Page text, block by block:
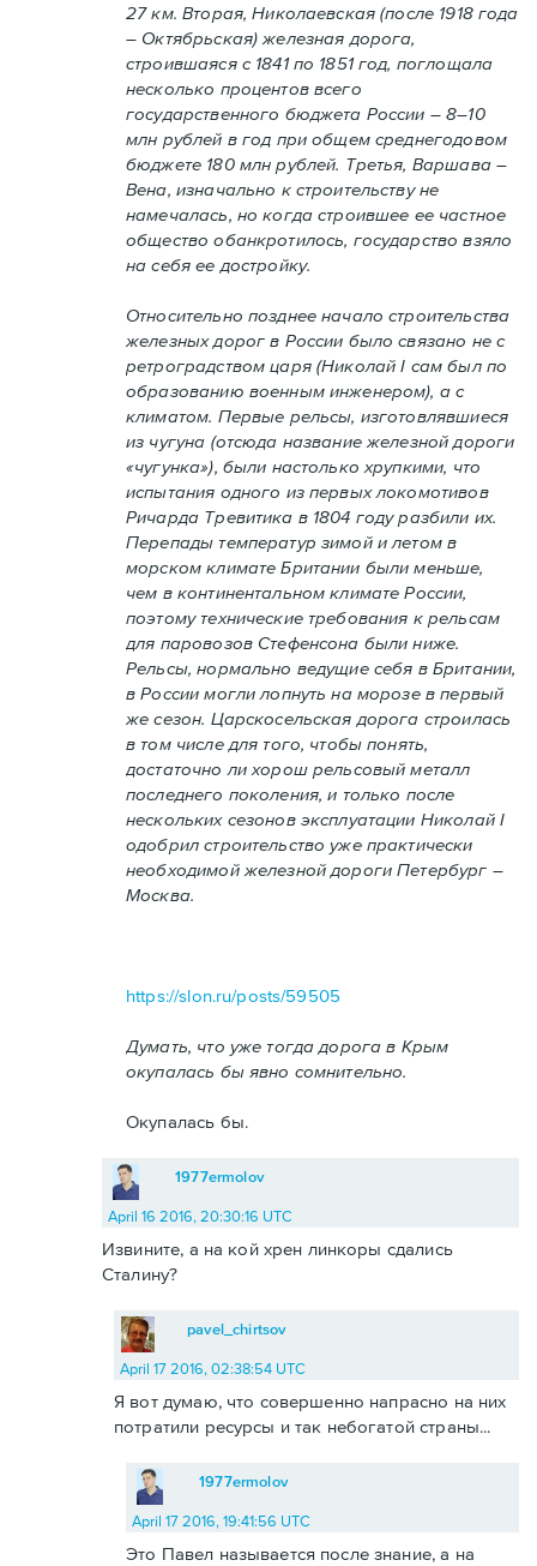
27 км. Вторая, Николаевская (после 1918 года
– Октябрьская) железная дорога,
строившаяся с 1841 по 1851 год, поглощала
несколько процентов всего
государственного бюджета России – 8–10
млн рублей в год при общем среднегодовом
бюджете 180 млн рублей. Третья, Варшава –
Вена, изначально к строительству не
намечалась, но когда строившее ее частное
общество обанкротилось, государство взяло
на себя ее достройку.
Относительно позднее начало строительства
железных дорог в России было связано не с
ретроградством царя (Николай I сам был по
образованию военным инженером), а с
климатом. Первые рельсы, изготовлявшиеся
из чугуна (отсюда название железной дороги
«чугунка»), были настолько хрупкими, что
испытания одного из первых локомотивов
Ричарда Тревитика в 1804 году разбили их.
Перепады температур зимой и летом в
морском климате Британии были меньше,
чем в континентальном климате России,
поэтому технические требования к рельсам
для паровозов Стефенсона были ниже.
Рельсы, нормально ведущие себя в Британии,
в России могли лопнуть на морозе в первый
же сезон. Царскосельская дорога строилась
в том числе для того, чтобы понять,
достаточно ли хорош рельсовый металл
последнего поколения, и только после
нескольких сезонов эксплуатации Николай I
одобрил строительство уже практически
необходимой железной дороги Петербург –
Москва.
https://slon.ru/posts/59505
Думать, что уже тогда дорога в Крым
окупалась бы явно сомнительно.
Окупалась бы.
1977ermolov
April 16 2016, 20:30:16 UTC
Извините, а на кой хрен линкоры сдались
Сталину?
pavel_chirtsov
April 17 2016, 02:38:54 UTC
Я вот думаю, что совершенно напрасно на них
потратили ресурсы и так небогатой страны...
1977ermolov
April 17 2016, 19:41:56 UTC
Это Павел называется после знание, а на